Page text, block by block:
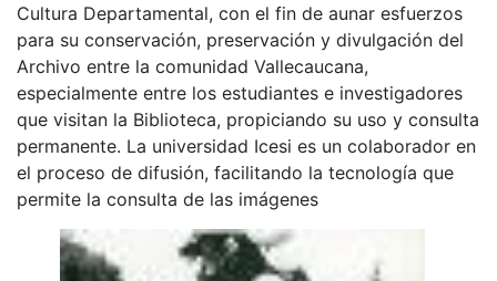
Cultura Departamental, con el fin de aunar esfuerzos
para su conservación, preservación y divulgación del
Archivo entre la comunidad Vallecaucana,
especialmente entre los estudiantes e investigadores
que visitan la Biblioteca, propiciando su uso y consulta
permanente. La universidad Icesi es un colaborador en
el proceso de difusión, facilitando la tecnología que
permite la consulta de las imágenes